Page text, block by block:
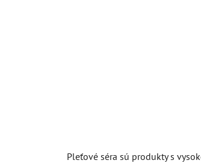
Pleťové séra sú produkty s